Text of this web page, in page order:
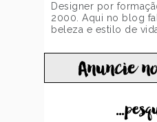
Designer por
2000. Aqui no blog
beleza e estilo de
Anuncie